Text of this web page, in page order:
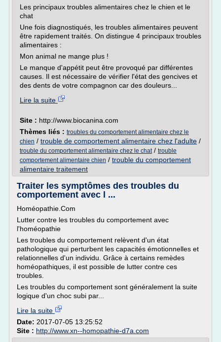
Les principaux troubles alimentaires chez le chien et le
chat
Une fois diagnostiqués, les troubles alimentaires peuvent
être rapidement traités. On distingue 4 principaux troubles
alimentaires :
Mon animal ne mange plus !
Le manque d'appétit peut être provoqué par différentes
causes. Il est nécessaire de vérifier l'état des gencives et
des dents de votre compagnon car des douleurs...
Lire la suite
Site : http://www.biocanina.com
Thèmes liés : troubles du comportement alimentaire chez le
chien / trouble de comportement alimentaire chez l'adulte /
trouble du comportement alimentaire chez le chat/ trouble
comportement alimentaire chien / trouble du comportement
alimentaire traitement
Traiter les symptômes des troubles du
comportement avec l ...
Homéopathie.Com
Lutter contre les troubles du comportement avec
l'homéopathie
Les troubles du comportement relèvent d'un état
pathologique qui perturbent les capacités émotionnelles et
relationnelles d'un individu. Grâce à certains remèdes
homéopathiques, il est possible de lutter contre ces
troubles.
Les troubles du comportement sont généralement la suite
logique d'un choc subi par...
Lire la suite
Date: 2017-07-05 13:25:52
Site : http://www.xn--homopathie-d7a.com